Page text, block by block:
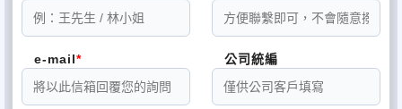
使用說明：
◎ 安裝本機時，針排處朝下
◎ 切勿壓到LED燈配線，避免控制
e-mail 公司統編